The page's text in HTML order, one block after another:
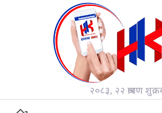
२०८३, २२ श्रावण